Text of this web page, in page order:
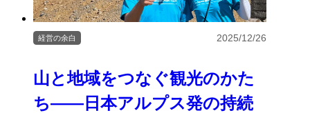
山と地域をつなぐ観光のかた
ち――日本アルプス発の持続
経営の余白 2025/12/26